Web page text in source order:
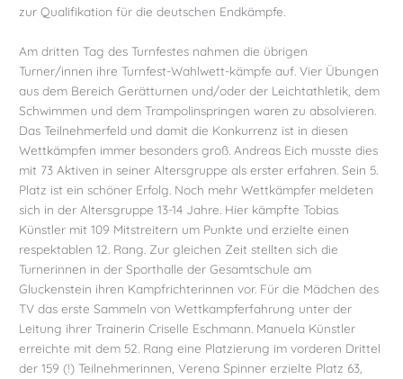
zur Qualifikation für die deutschen Endkämpfe.
Am dritten Tag des Turnfestes nahmen die übrigen
Turner/innen ihre Turnfest-Wahlwett-kämpfe auf. Vier Übungen
aus dem Bereich Gerätturnen und/oder der Leichtathletik, dem
Schwimmen und dem Trampolinspringen waren zu absolvieren.
Das Teilnehmerfeld und damit die Konkurrenz ist in diesen
Wettkämpfen immer besonders groß. Andreas Eich musste dies
mit 73 Aktiven in seiner Altersgruppe als erster erfahren. Sein 5.
Platz ist ein schöner Erfolg. Noch mehr Wettkämpfer meldeten
sich in der Altersgruppe 13-14 Jahre. Hier kämpfte Tobias
Künstler mit 109 Mitstreitern um Punkte und erzielte einen
respektablen 12. Rang. Zur gleichen Zeit stellten sich die
Turnerinnen in der Sporthalle der Gesamtschule am
Gluckenstein ihren Kampfrichterinnen vor. Für die Mädchen des
TV das erste Sammeln von Wettkampferfahrung unter der
Leitung ihrer Trainerin Criselle Eschmann. Manuela Künstler
erreichte mit dem 52. Rang eine Platzierung im vorderen Drittel
der 159 (!) Teilnehmerinnen, Verena Spinner erzielte Platz 63,